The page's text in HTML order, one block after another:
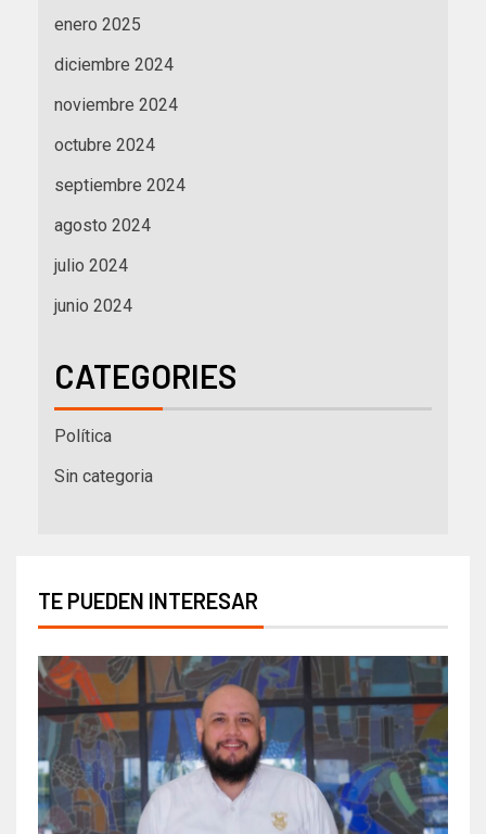
enero 2025
diciembre 2024
noviembre 2024
octubre 2024
septiembre 2024
agosto 2024
julio 2024
junio 2024
CATEGORIES
Política
Sin categoria
TE PUEDEN INTERESAR